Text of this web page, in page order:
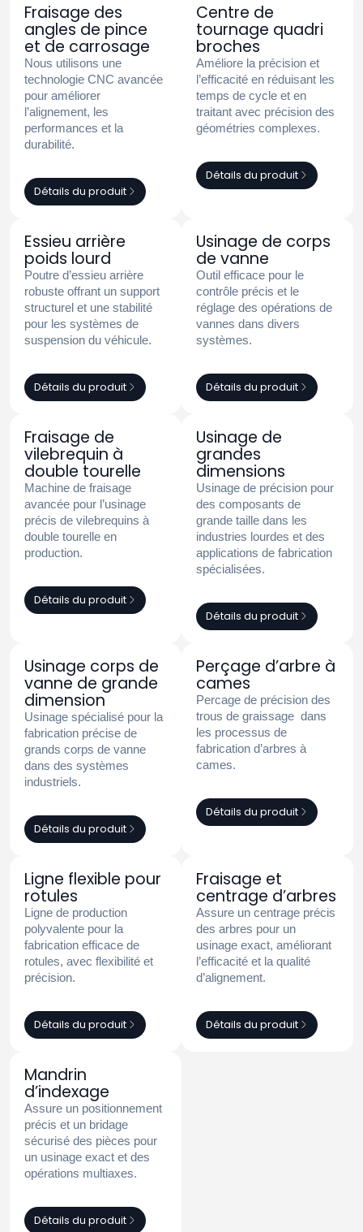
Fraisage des
angles de pince
et de carrosage
Nous utilisons une
technologie CNC avancée
pour améliorer
l’alignement, les
performances et la
durabilité.
Détails du produit
Centre de
tournage quadri
broches
Améliore la précision et
l’efficacité en réduisant les
temps de cycle et en
traitant avec précision des
géométries complexes.
Détails du produit
Essieu arrière
poids lourd
Poutre d’essieu arrière
robuste offrant un support
structurel et une stabilité
pour les systèmes de
suspension du véhicule.
Détails du produit
Usinage de corps
de vanne
Outil efficace pour le
contrôle précis et le
réglage des opérations de
vannes dans divers
systèmes.
Détails du produit
Fraisage de
vilebrequin à
double tourelle
Machine de fraisage
avancée pour l’usinage
précis de vilebrequins à
double tourelle en
production.
Détails du produit
Usinage de
grandes
dimensions
Usinage de précision pour
des composants de
grande taille dans les
industries lourdes et des
applications de fabrication
spécialisées.
Détails du produit
Usinage corps de
vanne de grande
dimension
Usinage spécialisé pour la
fabrication précise de
grands corps de vanne
dans des systèmes
industriels.
Détails du produit
Perçage d’arbre à
cames
Percage de précision des
trous de graissage dans
les processus de
fabrication d’arbres à
cames.
Détails du produit
Ligne flexible pour
rotules
Ligne de production
polyvalente pour la
fabrication efficace de
rotules, avec flexibilité et
précision.
Détails du produit
Fraisage et
centrage d’arbres
Assure un centrage précis
des arbres pour un
usinage exact, améliorant
l’efficacité et la qualité
d’alignement.
Détails du produit
Mandrin
d’indexage
Assure un positionnement
précis et un bridage
sécurisé des pièces pour
un usinage exact et des
opérations multiaxes.
Détails du produit